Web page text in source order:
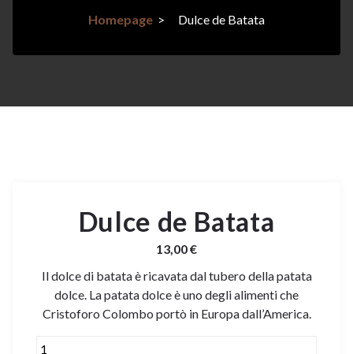
Homepage> Dulce de Batata
Dulce de Batata
13,00€
Il dolce di batata è ricavata dal tubero della patata
dolce. La patata dolce è uno degli alimenti che
Cristoforo Colombo portò in Europa dall’America.